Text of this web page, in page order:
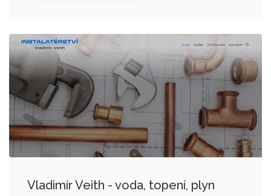
Vladimír Veith - voda, topení, plyn